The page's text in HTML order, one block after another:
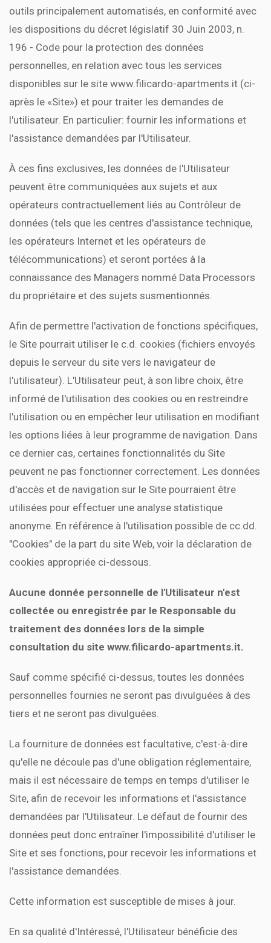
outils principalement automatisés, en conformité avec
les dispositions du décret législatif 30 Juin 2003, n.
196 - Code pour la protection des données
personnelles, en relation avec tous les services
disponibles sur le site www.filicardo-apartments.it (ci-
après le «Site») et pour traiter les demandes de
l'utilisateur. En particulier: fournir les informations et
l'assistance demandées par l'Utilisateur.
À ces fins exclusives, les données de l'Utilisateur
peuvent être communiquées aux sujets et aux
opérateurs contractuellement liés au Contrôleur de
données (tels que les centres d'assistance technique,
les opérateurs Internet et les opérateurs de
télécommunications) et seront portées à la
connaissance des Managers nommé Data Processors
du propriétaire et des sujets susmentionnés.
Afin de permettre l'activation de fonctions spécifiques,
le Site pourrait utiliser le c.d. cookies (fichiers envoyés
depuis le serveur du site vers le navigateur de
l'utilisateur). L'Utilisateur peut, à son libre choix, être
informé de l'utilisation des cookies ou en restreindre
l'utilisation ou en empêcher leur utilisation en modifiant
les options liées à leur programme de navigation. Dans
ce dernier cas, certaines fonctionnalités du Site
peuvent ne pas fonctionner correctement. Les données
d'accès et de navigation sur le Site pourraient être
utilisées pour effectuer une analyse statistique
anonyme. En référence à l'utilisation possible de cc.dd.
"Cookies" de la part du site Web, voir la déclaration de
cookies appropriée ci-dessous.
Aucune donnée personnelle de l'Utilisateur n'est
collectée ou enregistrée par le Responsable du
traitement des données lors de la simple
consultation du site www.filicardo-apartments.it.
Sauf comme spécifié ci-dessus, toutes les données
personnelles fournies ne seront pas divulguées à des
tiers et ne seront pas divulguées.
La fourniture de données est facultative, c'est-à-dire
qu'elle ne découle pas d'une obligation réglementaire,
mais il est nécessaire de temps en temps d'utiliser le
Site, afin de recevoir les informations et l'assistance
demandées par l'Utilisateur. Le défaut de fournir des
données peut donc entraîner l'impossibilité d'utiliser le
Site et ses fonctions, pour recevoir les informations et
l'assistance demandées.
Cette information est susceptible de mises à jour.
En sa qualité d'Intéressé, l'Utilisateur bénéficie des